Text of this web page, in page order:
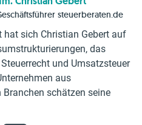
steuerberaten.de
hat sich Christian Gebert auf
das
und Umsatzsteuer
aus
Branchen schätzen seine